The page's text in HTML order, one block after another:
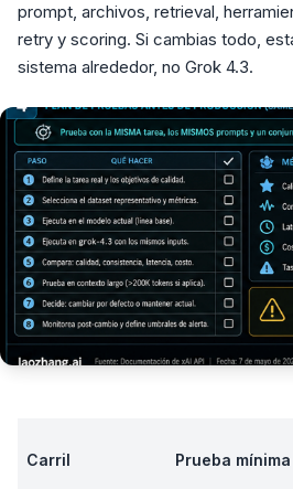
prompt, archivos, retrieval,
retry y scoring. Si cambias todo,
sistema alrededor, no Grok 4.3.
Carril Prueba mínima